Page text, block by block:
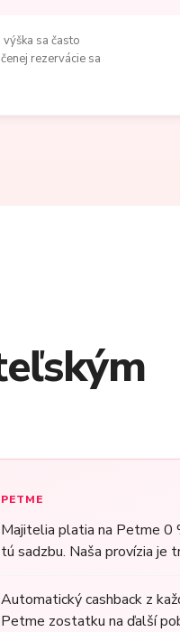
sa často
rezervácie sa
PETME
Majitelia platia na Petme 0
tú sadzbu. Naša provízia je
Automatický cashback z
Petme zostatku na ďalší